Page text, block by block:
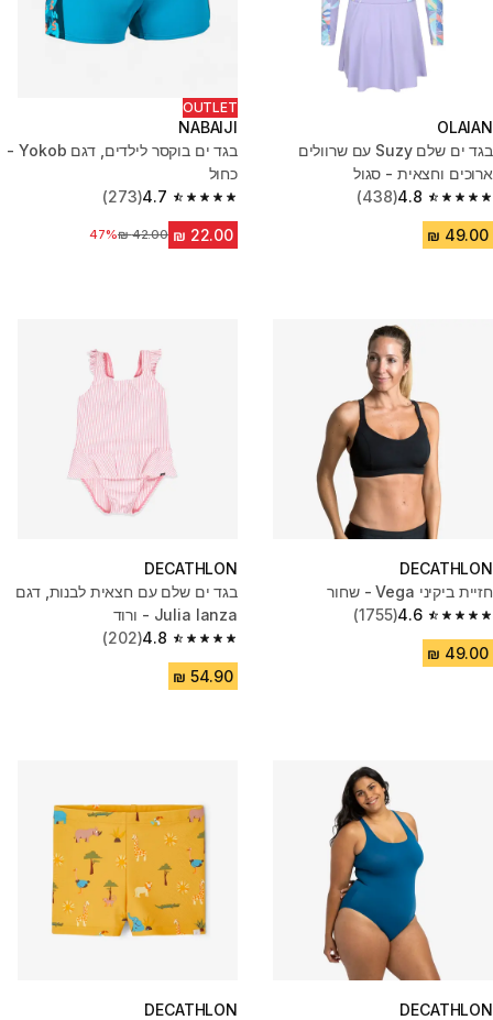
OLAIAN
בגד ים שלם Suzy עם שרוולים
ארוכים וחצאית - סגול
4.8
4.8 out of 5 stars from 438 reviews
(438)
OUTLET
NABAIJI
בגד ים בוקסר לילדים, דגם Yokob -
כחול
4.7
4.7 out of 5 stars from 273 reviews
(273)
מחיר לפני הנחה‏42.00 ₪
47%
DECATHLON
חזיית ביקיני Vega - שחור
4.6
4.6 out of 5 stars from 1755 reviews
(1755)
DECATHLON
בגד ים שלם עם חצאית לבנות, דגם
Julia lanza - ורוד
4.8
4.8 out of 5 stars from 202 reviews
(202)
DECATHLON
DECATHLON